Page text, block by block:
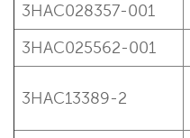
3HAC028357-001
3HAC025562-001
3HAC13389-2